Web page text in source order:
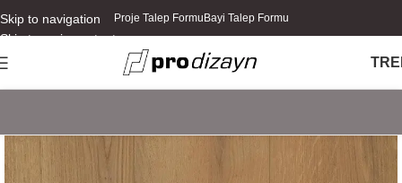
Skip to navigation
Skip to main content
Proje Talep Formu Bayi Talep Formu
TR